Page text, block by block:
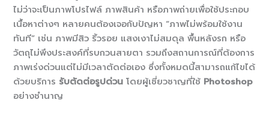
ไม่ว่าจะเป็นภาพโปรไฟล์ ภาพสินค้า หรือภาพถ่ายเพื่อใช้ประกอบ
เนื้อหาต่างๆ หลายคนต้องเจอกับปัญหา “ภาพไม่พร้อมใช้งาน
ทันที” เช่น ภาพมีสิว ริ้วรอย แสงเงาไม่สมดุล พื้นหลังรก หรือ
วัตถุไม่พึงประสงค์ที่รบกวนสายตา รวมถึงสถานการณ์ที่ต้องการ
ภาพเร่งด่วนแต่ไม่มีเวลาตัดต่อเอง ซึ่งทั้งหมดนี้สามารถแก้ไขได้
ด้วยบริการ รับตัดต่อรูปด่วน โดยผู้เชี่ยวชาญที่ใช้ Photoshop
อย่างชำนาญ